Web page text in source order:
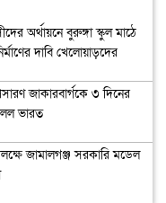
অর্থায়নে বুরুঙ্গা স্কুল মাঠে
দাবি খেলোয়াড়দের
জাকারবার্গকে ৩ দিনের
ভারত
জামালগঞ্জ সরকারি মডেল